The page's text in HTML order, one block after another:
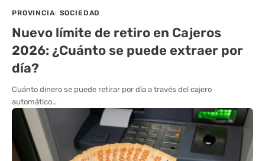
PROVINCIA SOCIEDAD
Nuevo límite de retiro en Cajeros
2026: ¿Cuánto se puede extraer por
día?
Cuánto dinero se puede retirar por día a través del cajero
automático…